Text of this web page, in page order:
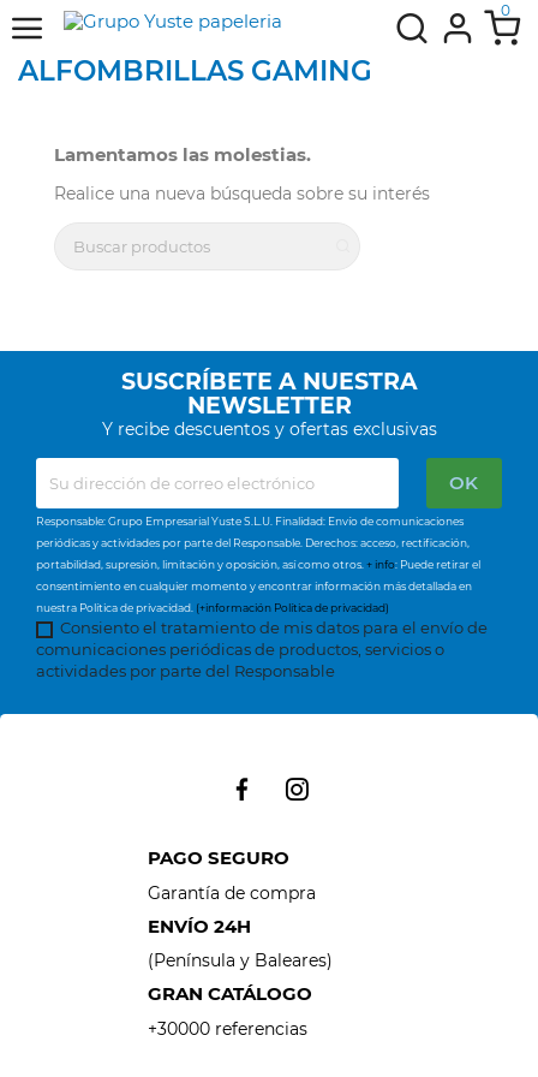
0
ALFOMBRILLAS GAMING
Lamentamos las molestias.
Realice una nueva búsqueda sobre su interés
SUSCRÍBETE A NUESTRA
NEWSLETTER
Y recibe descuentos y ofertas exclusivas
Responsable: Grupo Empresarial Yuste S.L.U. Finalidad: Envío de comunicaciones
periódicas y actividades por parte del Responsable. Derechos: acceso, rectificación,
portabilidad, supresión, limitación y oposición, así como otros.+ info: Puede retirar el
consentimiento en cualquier momento y encontrar información más detallada en
nuestra Política de privacidad. (+información Política de privacidad)
Consiento el tratamiento de mis datos para el envío de
comunicaciones periódicas de productos, servicios o
actividades por parte del Responsable
PAGO SEGURO
Garantía de compra
ENVÍO 24H
(Península y Baleares)
GRAN CATÁLOGO
+30000 referencias